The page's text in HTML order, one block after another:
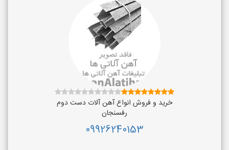
خرید و فروش انواع آهن آلات دست دوم
رفسنجان
09926240153